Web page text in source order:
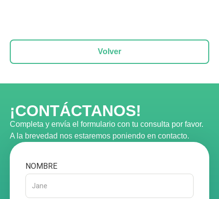
Volver
¡CONTÁCTANOS!
Completa y envía el formulario con tu consulta por favor.
A la brevedad nos estaremos poniendo en contacto.
NOMBRE